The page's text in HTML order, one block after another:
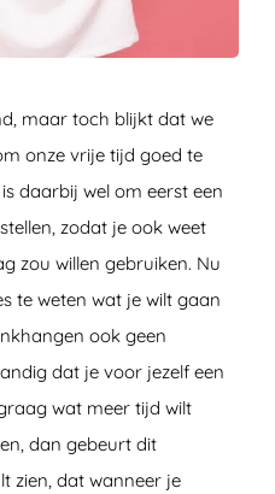
maar toch blijkt dat we
onze vrije tijd goed te
daarbij wel om eerst een
zodat je ook weet
zou willen gebruiken. Nu
te weten wat je wilt gaan
ook geen
dat je voor jezelf een
wat meer tijd wilt
dan gebeurt dit
zien, dat wanneer je